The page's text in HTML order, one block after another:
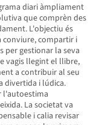
diari àmpliament
que comprèn des
L'objectiu és
conviure, compartir i
per gestionar la seva
vagis llegint el llibre,
a contribuir al seu
divertida i lúdica.
l'autoestima
La societat va
i calia revisar